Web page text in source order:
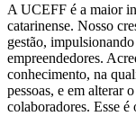
A UCEFF é a maior
catarinense. Nosso
gestão,
empreendedores.
conhecimento, na
pessoas, e em alterar
colaboradores. Esse é